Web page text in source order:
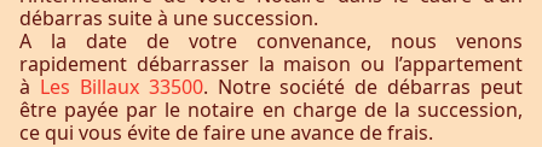
débarras suite à une succession.
A la date de votre convenance, nous venons
rapidement débarrasser la maison ou l’appartement
à Les Billaux 33500. Notre société de débarras peut
être payée par le notaire en charge de la succession,
ce qui vous évite de faire une avance de frais.